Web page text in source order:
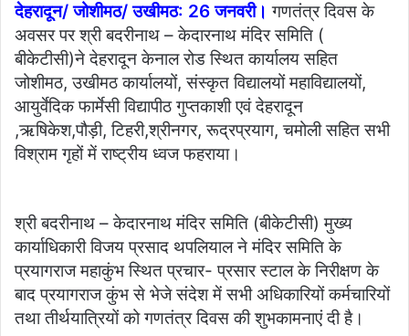
देहरादून/ जोशीमठ/ उखीमठ: 26 जनवरी। गणतंत्र दिवस के
अवसर पर श्री बदरीनाथ – केदारनाथ मंदिर समिति (
बीकेटीसी)ने देहरादून केनाल रोड स्थित कार्यालय सहित
जोशीमठ, उखीमठ कार्यालयों, संस्कृत विद्यालयों महाविद्यालयों,
आयुर्वेदिक फार्मेसी विद्यापीठ गुप्तकाशी एवं देहरादून
,ऋषिकेश,पौड़ी, टिहरी,श्रीनगर, रूद्रप्रयाग, चमोली सहित सभी
विश्राम गृहों में राष्ट्रीय ध्वज फहराया।
श्री बदरीनाथ – केदारनाथ मंदिर समिति (बीकेटीसी) मुख्य
कार्याधिकारी विजय प्रसाद थपलियाल ने मंदिर समिति के
प्रयागराज महाकुंभ स्थित प्रचार- प्रसार स्टाल के निरीक्षण के
बाद प्रयागराज कुंभ से भेजे संदेश में सभी अधिकारियों कर्मचारियों
तथा तीर्थयात्रियों को गणतंत्र दिवस की शुभकामनाएं दी है।